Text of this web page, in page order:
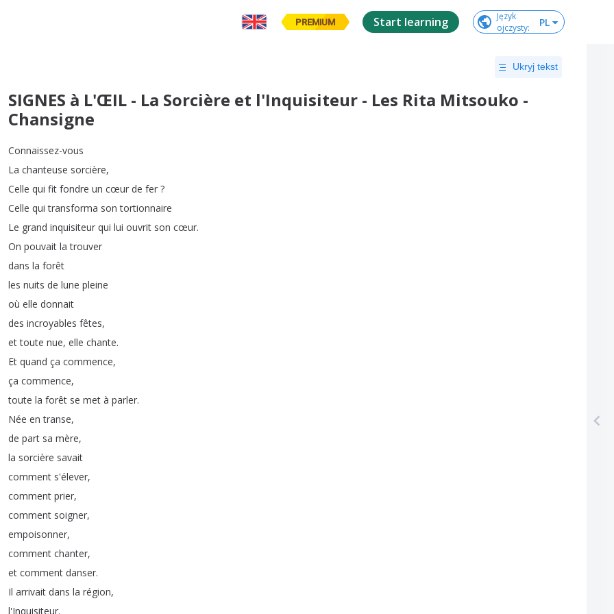
PREMIUM Start learning
Język
ojczysty: PL
Ukryj tekst
SIGNES à L'ŒIL - La Sorcière et l'Inquisiteur - Les Rita Mitsouko -
Chansigne
Connaissez-vous
La chanteuse sorcière,
Celle qui fit fondre un cœur de fer ?
Celle qui transforma son tortionnaire
Le grand inquisiteur qui lui ouvrit son cœur.
On pouvait la trouver
dans la forêt
les nuits de lune pleine
où elle donnait
des incroyables fêtes,
et toute nue, elle chante.
Et quand ça commence,
ça commence,
toute la forêt se met à parler.
Née en transe,
de part sa mère,
la sorcière savait
comment s'élever,
comment prier,
comment soigner,
empoisonner,
comment chanter,
et comment danser.
Il arrivait dans la région,
l'Inquisiteur.